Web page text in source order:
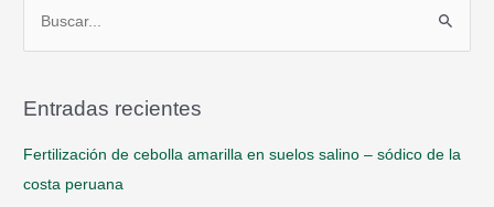
u
c
a
Entradas recientes
Fertilización de cebolla amarilla en suelos salino – sódico de la
costa peruana